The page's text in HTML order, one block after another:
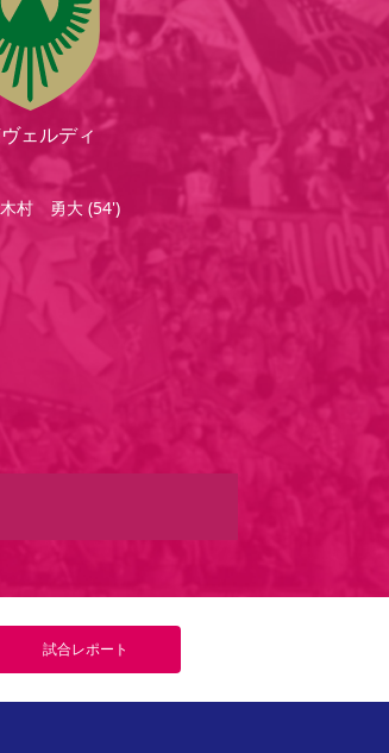
ェルディ
木村 勇大 (54')
試合レポート